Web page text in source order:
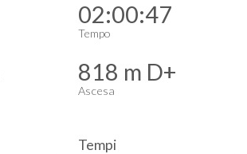
02:00:47
Tempo
818 m D+
Ascesa
Tempi